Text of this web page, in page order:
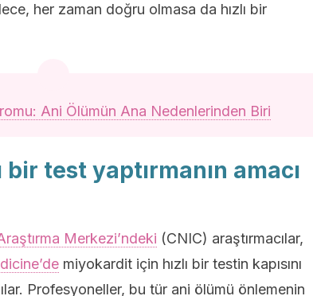
her zaman doğru olmasa da hızlı bir
Ani Ölümün Ana Nedenlerinden Biri
test yaptırmanın amacı
Merkezi’ndeki (CNIC) araştırmacılar,
miyokardit için hızlı bir testin kapısını
Profesyoneller, bu tür ani ölümü önlemenin